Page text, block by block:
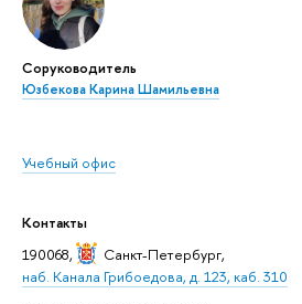
Соруководитель
Юзбекова Карина Шамильевна
Учебный офис
Контакты
190068,
Санкт-Петербург,
наб. Канала Грибоедова, д. 123, каб. 310